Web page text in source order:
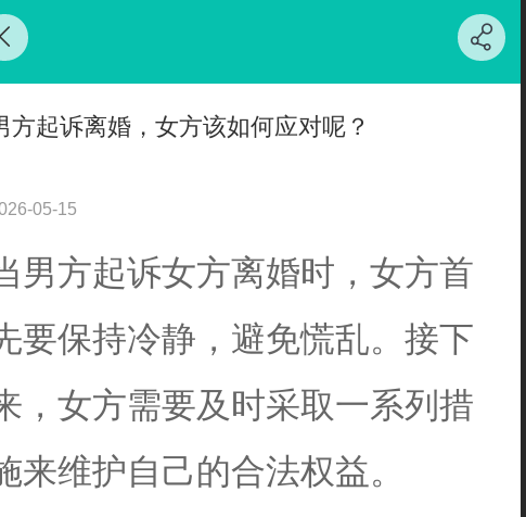
方起诉离婚，女方该如何应对呢？
05-15
男方起诉女方离婚时，女方首
要保持冷静，避免慌乱。接下
，女方需要及时采取一系列措
来维护自己的合法权益。